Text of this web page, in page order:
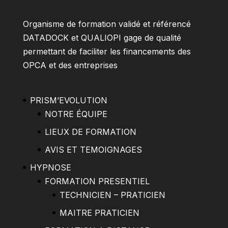
Organisme de formation validé et référencé
DATADOCK et QUALIOPI gage de qualité
permettant de faciliter les financements des
OPCA et des entreprises
PRISM’EVOLUTION
NOTRE ÉQUIPE
LIEUX DE FORMATION
AVIS ET TEMOIGNAGES
HYPNOSE
FORMATION PRESENTIEL
TECHNICIEN – PRATICIEN
MAITRE PRATICIEN